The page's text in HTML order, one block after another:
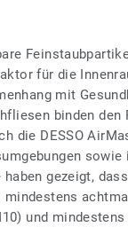
für die
mit
binden den
die DESSO
gezeigt,
mindestens
und